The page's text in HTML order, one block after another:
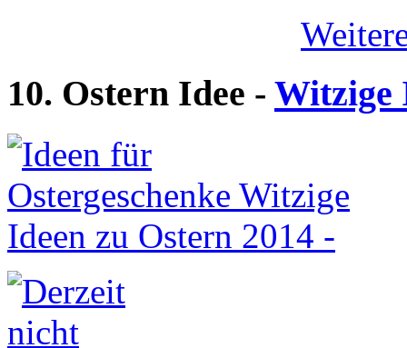
10. Ostern Idee - Witzige